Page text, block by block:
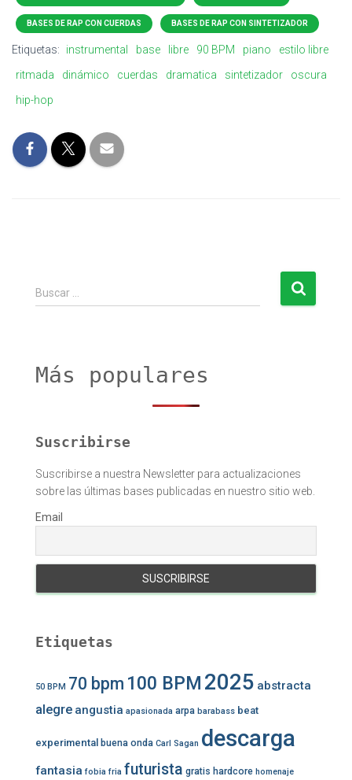
BASES DE RAP CON CUERDAS BASES DE RAP CON SINTETIZADOR
Etiquetas: instrumental base libre 90 BPM piano
estilo libre
ritmada
dinámico cuerdas dramatica sintetizador
oscura
hip-hop
u
Buscar …
Más populares
Suscribirse
Suscribirse a nuestra Newsletter para actualizaciones
sobre las últimas bases publicadas en nuestro sitio web.
Email
Etiquetas
50 BPM 70 bpm 100 BPM 2025 abstracta
alegre angustia apasionada arpa barabass beat
experimental buena onda Carl Sagan descarga
fantasia fobia fria futurista gratis hardcore homenaje